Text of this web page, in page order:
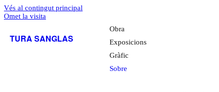
Vés al contingut principal
Omet la visita
TURA SANGLAS
Obra
Exposicions
Gràfic
Sobre